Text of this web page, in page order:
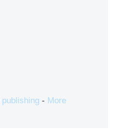
publishing - More